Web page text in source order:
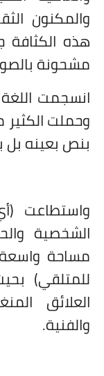
والمكنون
هذه
مشحونة
انسجمت
وحملت الكثير
بنص بعينه بل
واستطاعت
الشخصية
مساحة واسعة
للمتلقي)
العلائق
والفنية.